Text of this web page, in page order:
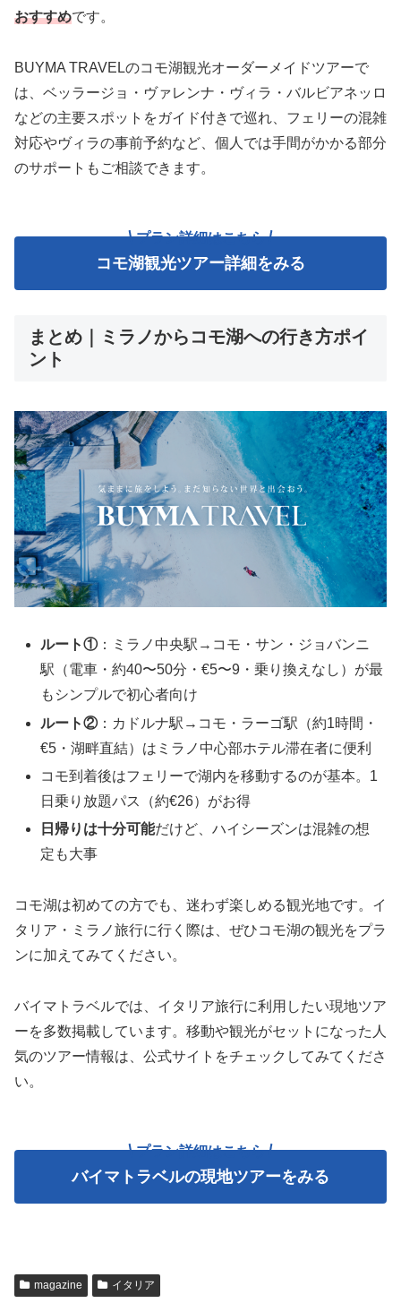
おすすめです。
BUYMA TRAVELのコモ湖観光オーダーメイドツアーで
は、ベッラージョ・ヴァレンナ・ヴィラ・バルビアネッロ
などの主要スポットをガイド付きで巡れ、フェリーの混雑
対応やヴィラの事前予約など、個人では手間がかかる部分
のサポートもご相談できます。
プラン詳細はこちら
コモ湖観光ツアー詳細をみる
まとめ｜ミラノからコモ湖への行き方ポイ
ント
ルート①：ミラノ中央駅→コモ・サン・ジョバンニ
駅（電車・約40〜50分・€5〜9・乗り換えなし）が最
もシンプルで初心者向け
ルート②：カドルナ駅→コモ・ラーゴ駅（約1時間・
€5・湖畔直結）はミラノ中心部ホテル滞在者に便利
コモ到着後はフェリーで湖内を移動するのが基本。1
日乗り放題パス（約€26）がお得
日帰りは十分可能だけど、ハイシーズンは混雑の想
定も大事
コモ湖は初めての方でも、迷わず楽しめる観光地です。イ
タリア・ミラノ旅行に行く際は、ぜひコモ湖の観光をプラ
ンに加えてみてください。
バイマトラベルでは、イタリア旅行に利用したい現地ツア
ーを多数掲載しています。移動や観光がセットになった人
気のツアー情報は、公式サイトをチェックしてみてくださ
い。
プラン詳細はこちら
バイマトラベルの現地ツアーをみる
magazine イタリア